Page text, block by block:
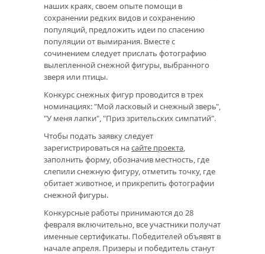
наших краях, своем опыте помощи в
сохранении редких видов и сохранению
популяций, предложить идеи по спасению
популяции от вымирания. Вместе с
сочинением следует прислать фотографию
вылепленной снежной фигуры, выбранного
зверя или птицы.
Конкурс снежных фигур проводится в трех
номинациях: "Мой ласковый и снежный зверь",
"У меня лапки", "Приз зрительских симпатий".
Чтобы подать заявку следует
зарегистрироваться насайте проекта,
заполнить форму, обозначив местность, где
слепили снежную фигуру, отметить точку, где
обитает животное, и прикрепить фотографии
снежной фигуры.
Конкурсные работы принимаются до 28
февраля включительно, все участники получат
именные сертификаты. Победителей объявят в
начале апреля. Призеры и победитель станут